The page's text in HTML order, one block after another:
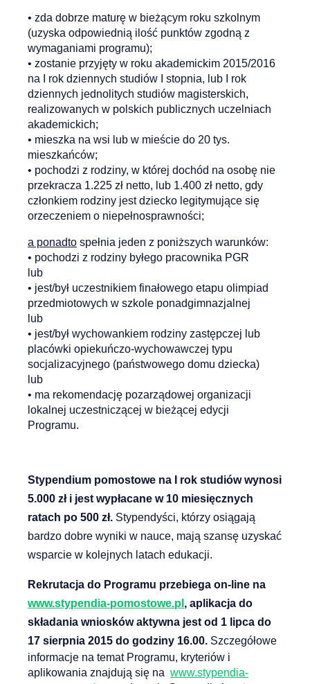
• zda dobrze maturę w bieżącym roku szkolnym
(uzyska odpowiednią ilość punktów zgodną z
wymaganiami programu);
• zostanie przyjęty w roku akademickim 2015/2016
na I rok dziennych studiów I stopnia, lub I rok
dziennych jednolitych studiów magisterskich,
realizowanych w polskich publicznych uczelniach
akademickich;
• mieszka na wsi lub w mieście do 20 tys.
mieszkańców;
• pochodzi z rodziny, w której dochód na osobę nie
przekracza 1.225 zł netto, lub 1.400 zł netto, gdy
członkiem rodziny jest dziecko legitymujące się
orzeczeniem o niepełnosprawności;
a ponadto spełnia jeden z poniższych warunków:
• pochodzi z rodziny byłego pracownika PGR
lub
• jest/był uczestnikiem finałowego etapu olimpiad
przedmiotowych w szkole ponadgimnazjalnej
lub
• jest/był wychowankiem rodziny zastępczej lub
placówki opiekuńczo-wychowawczej typu
socjalizacyjnego (państwowego domu dziecka)
lub
• ma rekomendację pozarządowej organizacji
lokalnej uczestniczącej w bieżącej edycji
Programu.
Stypendium pomostowe na I rok studiów wynosi
5.000 zł i jest wypłacane w 10 miesięcznych
ratach po 500 zł. Stypendyści, którzy osiągają
bardzo dobre wyniki w nauce, mają szansę uzyskać
wsparcie w kolejnych latach edukacji.
Rekrutacja do Programu przebiega on-line na
www.stypendia-pomostowe.pl , aplikacja do
składania wniosków aktywna jest od 1 lipca do
17 sierpnia 2015 do godziny 16.00. Szczegółowe
informacje na temat Programu, kryteriów i
aplikowania znajdują się na www.stypendia-